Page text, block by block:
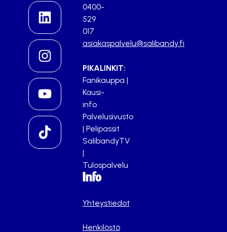
0400-
529
017
asiakaspalvelu@salibandy.fi
PIKALINKIT:
Fanikauppa |
Kausi-
info
Palvelusivusto
| Pelipassit
SalibandyTV
|
Tulospalvelu
Info
Yhteystiedot
Henkilöstö